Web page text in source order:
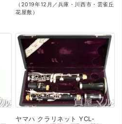
（2019年12月／兵庫・川西市・雲雀丘
花屋敷）
ヤマハ クラリネット YCL-